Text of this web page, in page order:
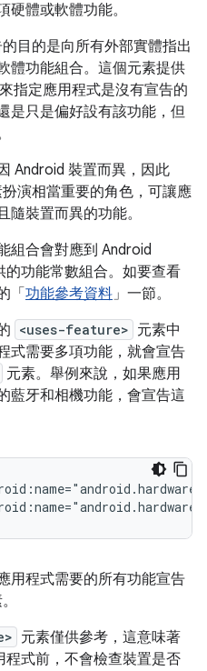
硬體或軟體功能。
目的是向所有外部實體指出
體功能組合。這個元素提供
指定應用程式是沒有宣告的
是只是偏好設有該功能，但
Android 裝置而異，因此
扮演相當重要的角色，可讓應
隨裝置而異的功能。
組合會對應到 Android
的功能常數組合。如要查看
「 功能參考資料」一節。
<uses-feature> 元素中
式需要多項功能，就會宣告
元素。舉例來說，如果應用
藍牙和相機功能，會宣告這
用程式需要的所有功能宣告
元素僅供參考，這意味著
程式前，不會檢查裝置是否